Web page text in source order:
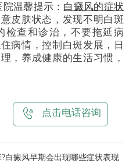
温馨提示： 白癜风的症状
皮肤状态，发现不明白斑
检查和诊治，不要拖延病
病情，控制白斑发展，日
，养成健康的生活习惯，
点击电话咨询
白癜风早期会出现哪些症状表现